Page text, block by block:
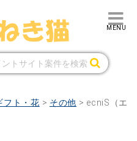
フト・花 > その他 > ecniS（エ